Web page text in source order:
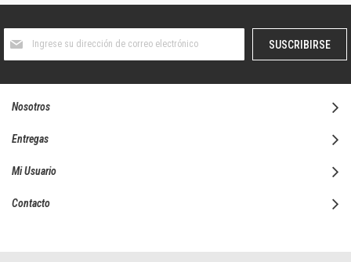
boletín
SUSCRIBIRSE
Nosotros
Entregas
Mi Usuario
Contacto